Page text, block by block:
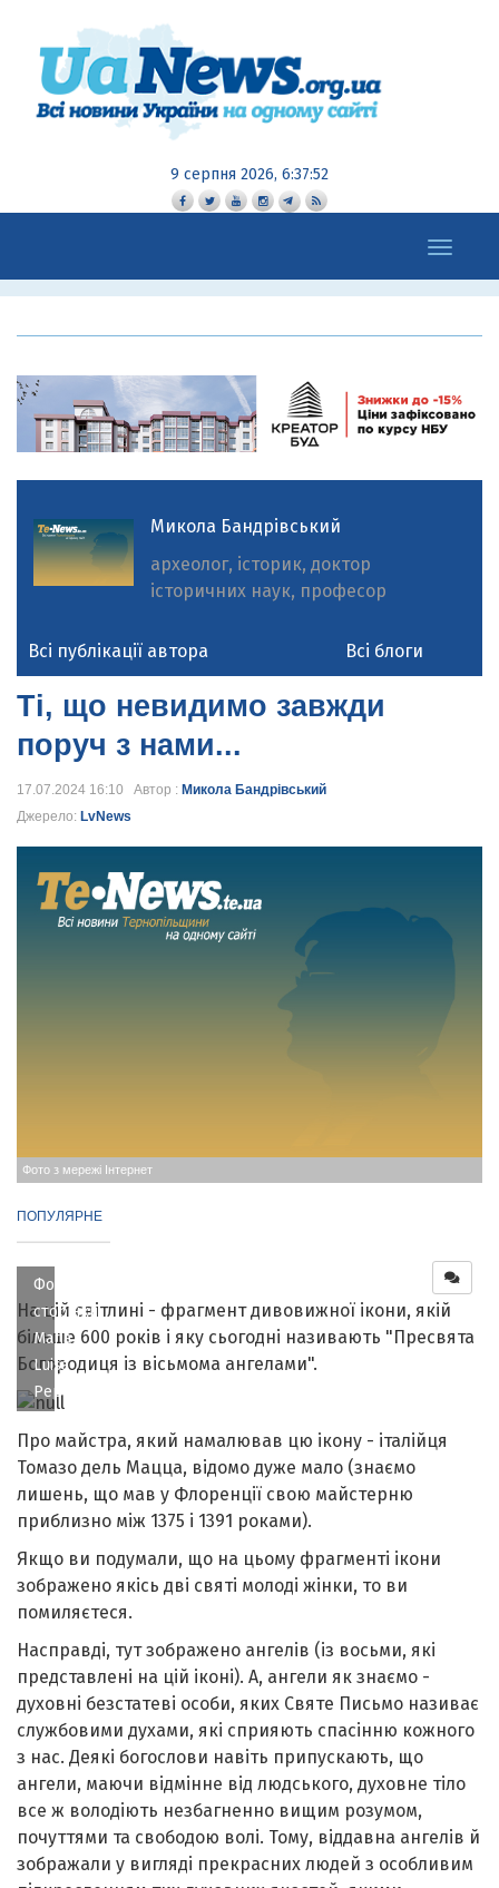
9 серпня 2026, 6:37:53
Toggle
navigation
Микола Бандрівський
археолог, історик, доктор
історичних наук, професор
Всі публікації автора Всі блоги
Ті, що невидимо завжди
поруч з нами...
17.07.2024 16:10 Автор : Микола Бандрівський
Джерело: LvNews
Фото з мережі Інтернет
ПОПУЛЯРНЕ
На цій світлині - фрагмент дивовижної ікони, якій
більше 600 років і яку сьогодні називають "Пресвята
Богородиця із вісьмома ангелами".
Фото зі
сторінки
Maria
Luisa
Pepe
Про майстра, який намалював цю ікону - італійця
Томазо дель Мацца, відомо дуже мало (знаємо
лишень, що мав у Флоренції свою майстерню
приблизно між 1375 і 1391 роками).
Якщо ви подумали, що на цьому фрагменті ікони
зображено якісь дві святі молоді жінки, то ви
помиляєтеся.
Насправді, тут зображено ангелів (із восьми, які
представлені на цій іконі). А, ангели як знаємо -
духовні безстатеві особи, яких Святе Письмо називає
службовими духами, які сприяють спасінню кожного
з нас. Деякі богослови навіть припускають, що
ангели, маючи відмінне від людського, духовне тіло
все ж володіють незбагненно вищим розумом,
почуттями та свободою волі. Тому, віддавна ангелів й
зображали у вигляді прекрасних людей з особливим